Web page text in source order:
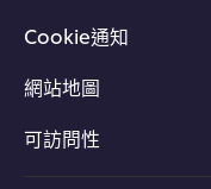
Cookie通知
網站地圖
可訪問性